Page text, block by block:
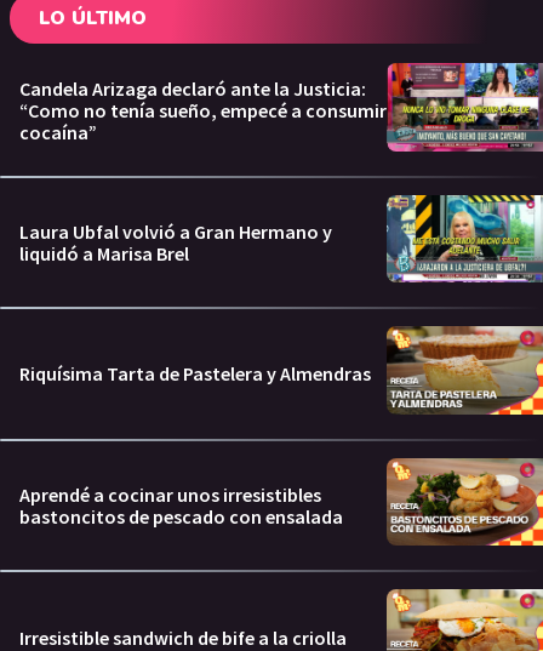
LO ÚLTIMO
Candela Arizaga declaró ante la Justicia:
“Como no tenía sueño, empecé a consumir
cocaína”
Laura Ubfal volvió a Gran Hermano y
liquidó a Marisa Brel
Riquísima Tarta de Pastelera y Almendras
Aprendé a cocinar unos irresistibles
bastoncitos de pescado con ensalada
Irresistible sandwich de bife a la criolla